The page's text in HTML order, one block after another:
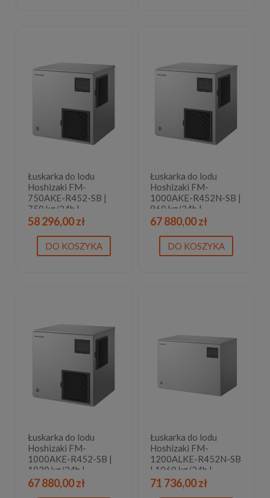
Łuskarka do lodu
Hoshizaki FM-
750AKE-R452-SB |
750 kg/24h |
chłodzona powietrzem
| płatki lodu
58 296,00 zł
DO KOSZYKA
Łuskarka do lodu
Hoshizaki FM-
1000AKE-R452N-SB |
860 kg/24h |
chłodzona powietrzem
| bryłki lodu
67 880,00 zł
DO KOSZYKA
Łuskarka do lodu
Hoshizaki FM-
1000AKE-R452-SB |
1030 kg/24h |
chłodzona powietrzem
| płatki lodu
67 880,00 zł
Łuskarka do lodu
Hoshizaki FM-
1200ALKE-R452N-SB
| 1060 kg/24h |
chłodzona powietrzem
| bryłki lodu
71 736,00 zł